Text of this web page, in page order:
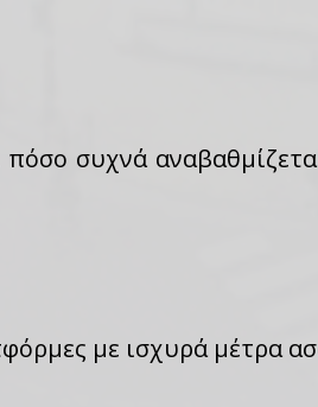
πόσο συχνά
με ισχυρά μέτρα